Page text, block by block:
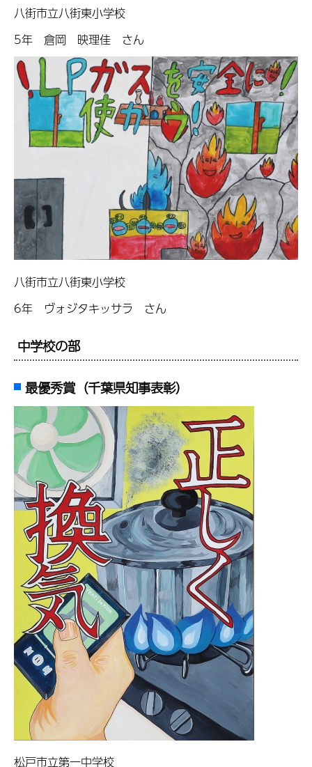
八街市立八街東小学校
5年 倉岡 映理佳 さん
八街市立八街東小学校
6年 ヴォジタキッサラ さん
中学校の部
最優秀賞（千葉県知事表彰）
松戸市立第一中学校